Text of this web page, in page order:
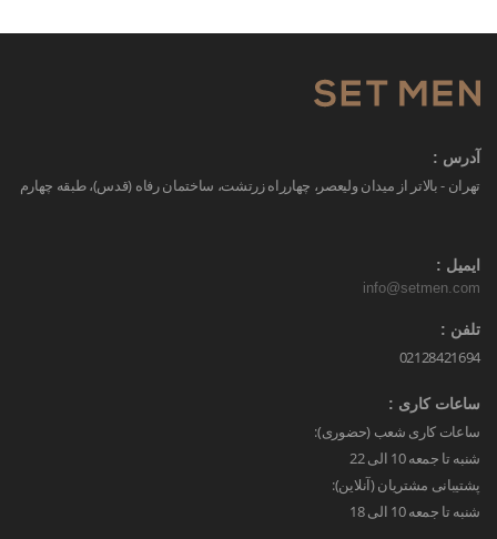
آدرس :
تهران - بالاتر از میدان ولیعصر، چهارراه زرتشت، ساختمان رفاه (قدس)، طبقه چهارم
ایمیل :
info@setmen.com
تلفن :
02128421694
ساعات کاری :
ساعات کاری شعب (حضوری):
شنبه تا جمعه 10 الی 22
پشتیبانی مشتریان (آنلاین):
شنبه تا جمعه 10 الی 18